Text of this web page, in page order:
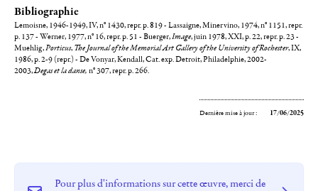
Bibliographie
Lemoisne, 1946-1949, IV, n° 1430, repr. p. 819 - Lassaigne, Minervino, 1974, n° 1151, repr.
p. 137 - Werner, 1977, n° 16, repr. p. 51 - Buerger,Image, juin 1978, XXI, p. 22, repr. p. 23 -
Muehlig,Porticus, The Journal of the Memorial Art Gallery of the University of Rochester, IX,
1986, p. 2-9 (repr.) - De Vonyar, Kendall, Cat. exp. Detroit, Philadelphie, 2002-
2003,Degas et la danse, n° 307, repr. p. 266.
Dernière mise à jour : 17/06/2025
Pour plus d'informations sur cette œuvre, merci de